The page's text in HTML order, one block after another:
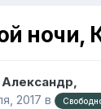
ночи,
2017 в